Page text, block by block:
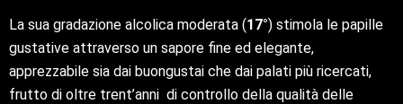
La sua gradazione alcolica moderata (17°) stimola le papille
gustative attraverso un sapore fine ed elegante,
apprezzabile sia dai buongustai che dai palati più ricercati,
frutto di oltre trent’anni di controllo della qualità delle